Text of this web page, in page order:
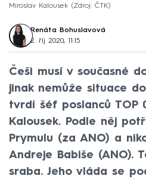
Miroslav Kalousek Zdroj: ČTK
Renáta Bohuslavová
2. říj 2020, 11:15
Češi musí v současné
jinak nemůže situace
tvrdí šéf poslanců TOP
Kalousek. Podle něj
Prymulu (za ANO) a
Andreje Babiše (ANO).
sraba. Jeho vláda se